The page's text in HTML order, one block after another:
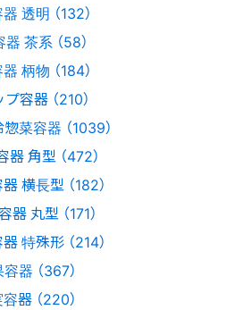
透明 （132）
茶系 （58）
柄物 （184）
容器 （210）
菜容器 （1039）
器 角型 （472）
横長型 （182）
器 丸型 （171）
特殊形 （214）
器 （367）
器 （220）